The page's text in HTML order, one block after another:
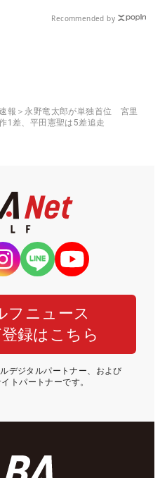
Recommended by
報＞永野竜太郎が単独首位 宮里
1差、平田憲聖は5差追走
フニュース
録はこちら
デジタルパートナー、および
トパートナーです。